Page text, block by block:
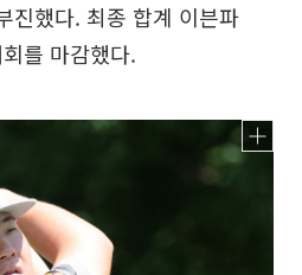
진했다. 최종 합계 이븐파
를 마감했다.